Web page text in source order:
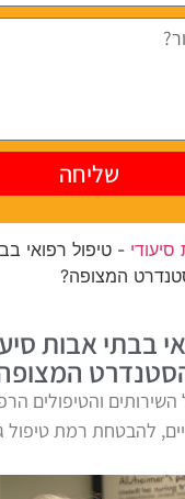
שליחה
- טיפול רפואי
המצופה?
בבתי אבות
והטיפולים
להבטחת רמת טיפול